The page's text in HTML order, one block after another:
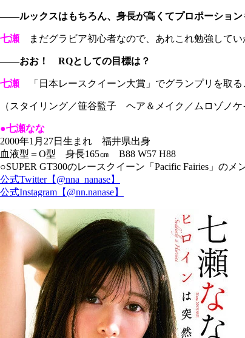
――ルックスはもちろん、身長が高くてプロポーション
七瀬 まだグラビア初心者なので、あれこれ勉強してい
――おお！ RQとしての目標は？
七瀬 「日本レースクイーン大賞」でグランプリを取る
（スタイリング／笹谷監子 ヘア＆メイク／ムロゾノ
●七瀬なな
2000年1月27日生まれ 福井県出身
血液型＝O型 身長165㎝ B88 W57 H88
○SUPER GT300のレースクイーン「Pacific Fairies」の
公式Twitter【@nna_nanase】
公式Instagram【@nn.nanase】